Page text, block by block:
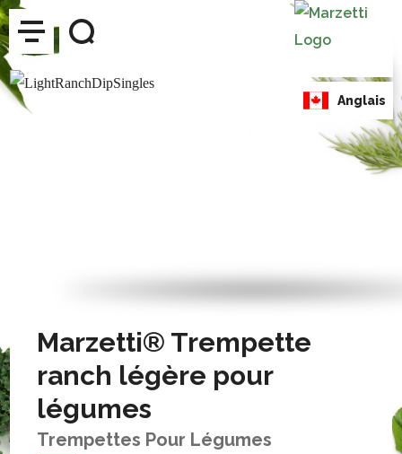
Marzetti® Trempette
ranch légère pour
légumes
Trempettes Pour Légumes